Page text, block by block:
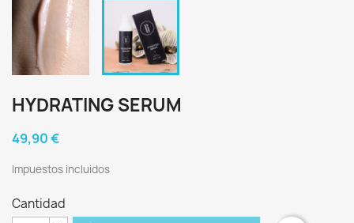
HYDRATING SERUM
49,90 €
Impuestos incluidos
Cantidad